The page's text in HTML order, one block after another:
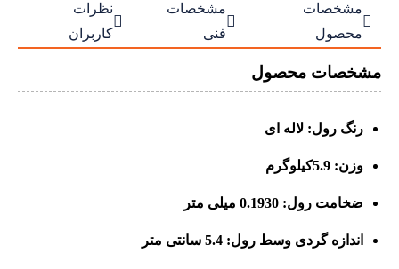

مشخصات
محصول

مشخصات
فنی

نظرات
کاربران
مشخصات محصول
رنگ رول: لاله ای
وزن: 5.9کیلوگرم
ضخامت رول: 0.1930 میلی متر
اندازه گردی وسط رول: 5.4 سانتی متر